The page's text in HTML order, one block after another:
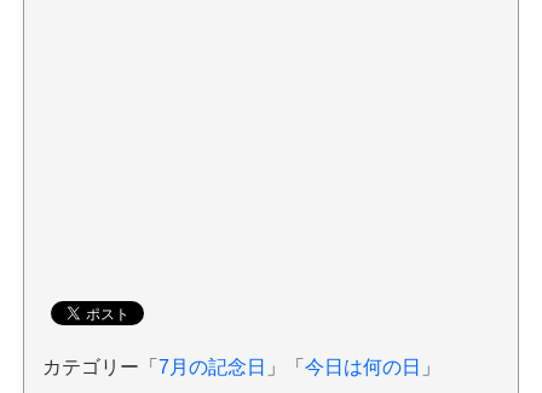
カテゴリー「 7月の記念日 」「 今日は何の日 」